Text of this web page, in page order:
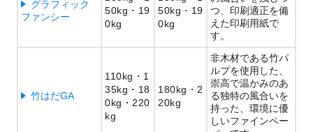
グラフィック
ファンシー
50kg
19
0kg
50kg
19
0kg
つ、印刷適正を備
えた印刷用紙で
す。
竹はだGA
110kg
1
35kg
18
0kg
220
kg
180kg
2
20kg
非木材である竹パ
ルプを使用した、
崇高で温かみのあ
る独特の風合いを
持った、環境に優
しいファインペー